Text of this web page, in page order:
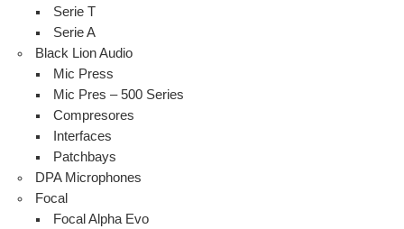
Serie T
Serie A
Black Lion Audio
Mic Press
Mic Pres – 500 Series
Compresores
Interfaces
Patchbays
DPA Microphones
Focal
Focal Alpha Evo